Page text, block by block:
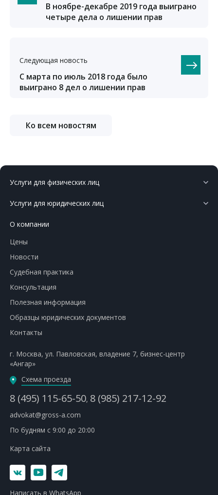
В ноябре-декабре 2019 года выиграно
четыре дела о лишении прав
Следующая новость
С марта по июль 2018 года было
выиграно 8 дел о лишении прав
Ко всем новостям
Услуги для физических лиц
Услуги для юридических лиц
О компании
Цены
Новости
Судебная практика
Консультация
Полезная информация
Образцы юридических документов
Контакты
г. Москва, ул. Павловская, владение 7, бизнес-центр
«Ангар»
Схема проезда
8 (495) 115-65-50, 8 (985) 217-12-92
advokat@gross-a.com
По будням с 9:00 до 20:00
Карта сайта
Написать в WhatsApp